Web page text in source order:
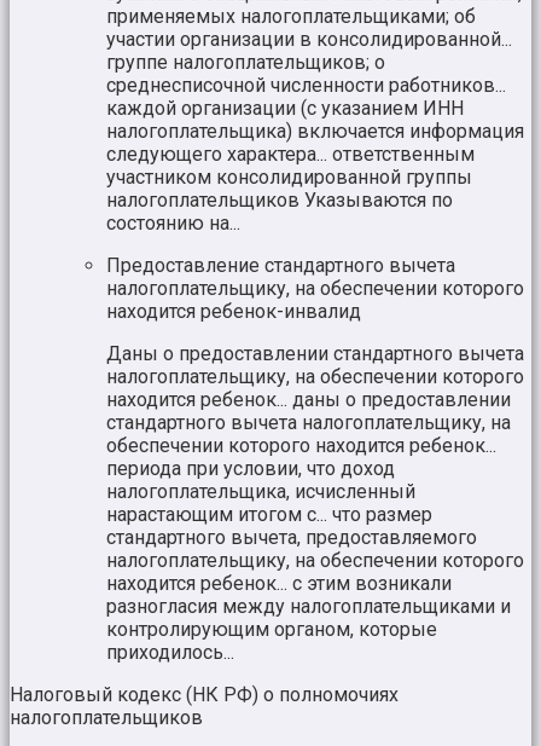
применяемых налогоплательщиками; об
участии организации в консолидированной...
группе налогоплательщиков; о
среднесписочной численности работников...
каждой организации (с указанием ИНН
налогоплательщика) включается информация
следующего характера... ответственным
участником консолидированной группы
налогоплательщиков Указываются по
состоянию на...
Предоставление стандартного вычета
налогоплательщику, на обеспечении которого
находится ребенок-инвалид
Даны о предоставлении стандартного вычета
налогоплательщику, на обеспечении которого
находится ребенок... даны о предоставлении
стандартного вычета налогоплательщику, на
обеспечении которого находится ребенок...
периода при условии, что доход
налогоплательщика, исчисленный
нарастающим итогом с... что размер
стандартного вычета, предоставляемого
налогоплательщику, на обеспечении которого
находится ребенок... с этим возникали
разногласия между налогоплательщиками и
контролирующим органом, которые
приходилось...
Налоговый кодекс (НК РФ) о полномочиях
налогоплательщиков